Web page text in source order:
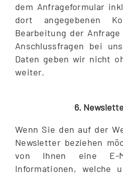
dem Anfrageformular
dort angegebenen
Bearbeitung der
Anschlussfragen bei
Daten geben wir nicht
weiter.
6.
Wenn Sie den auf der
Newsletter beziehen
von Ihnen eine E-
Informationen, welche